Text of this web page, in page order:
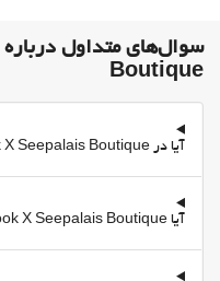
Boutique
آیا در Nook X Seepalais Boutique استخر وجود دارد؟
آیا Nook X Seepalais Boutique مرکز شهر است؟